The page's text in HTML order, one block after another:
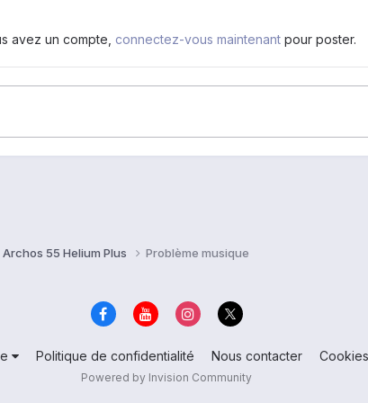
avez un compte, connectez-vous maintenant pour poster.
Archos 55 Helium Plus Problème musique
Politique de confidentialité Nous contacter Cookies
Powered by Invision Community